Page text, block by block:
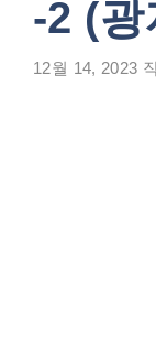
-2 (광
12월 14, 2023